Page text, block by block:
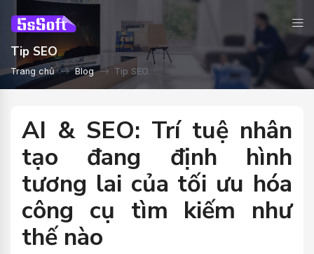
Tip SEO
Trang chủ Blog Tip SEO
AI & SEO: Trí tuệ nhân
tạo đang định hình
tương lai của tối ưu hóa
công cụ tìm kiếm như
thế nào